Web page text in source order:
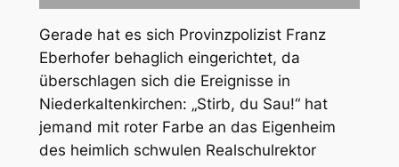
Gerade hat es sich Provinzpolizist Franz
Eberhofer behaglich eingerichtet, da
überschlagen sich die Ereignisse in
Niederkaltenkirchen: „Stirb, du Sau!“ hat
jemand mit roter Farbe an das Eigenheim
des heimlich schwulen Realschulrektor